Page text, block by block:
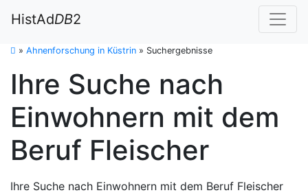
HistAdDB2
» Ahnenforschung in Küstrin » Suchergebnisse
Ihre Suche nach
Einwohnern mit dem
Beruf Fleischer
Ihre Suche nach Einwohnern mit dem Beruf Fleischer